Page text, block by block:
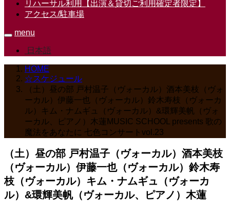
リハーサル利用【出演＆貸切ご利用確定者限定】
アクセス/駐車場
menu
日本語
HOME
☆スケジュール
（土）昼の部 戸村温子（ヴォーカル）酒本美枝（ヴォ
ーカル）伊藤一也（ヴォーカル）鈴木寿枝（ヴォーカ
ル）キム・ナムギュ（ヴォーカル）&環輝美帆（ヴォ
ーカル、ピアノ）木蓮MUSIC SCHOOL presents 歌の
魔法をあなたに 七色コンサートvol.23
（土）昼の部 戸村温子（ヴォーカル）酒本美枝
（ヴォーカル）伊藤一也（ヴォーカル）鈴木寿
枝（ヴォーカル）キム・ナムギュ（ヴォーカ
ル）&環輝美帆（ヴォーカル、ピアノ）木蓮